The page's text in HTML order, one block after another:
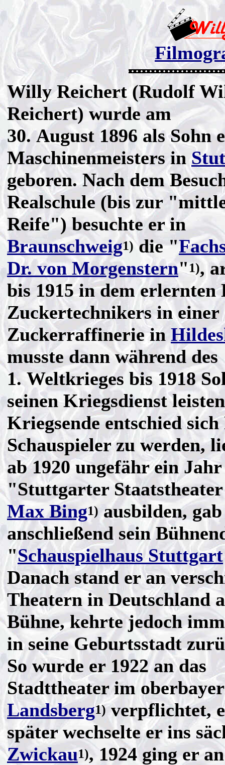
Willy Reichert (Rudolf
Reichert) wurde am
30. August 1896 als Sohn
Maschinenmeisters in
geboren. Nach dem
Realschule (bis zur
Reife") besuchte er in
Braunschweig1)die "
Dr. von Morgenstern"1),
bis 1915 in dem erlernten
Zuckertechnikers in einer
Zuckerraffinerie in
musste dann während des
1. Weltkrieges bis 1918
seinen Kriegsdienst
Kriegsende entschied
Schauspieler zu werden,
ab 1920 ungefähr ein
"Stuttgarter
Max Bing1) ausbilden, gab
anschließend sein
"Schauspielhaus Stuttgart
Danach stand er an
Theatern in Deutschland
Bühne, kehrte jedoch
in seine Geburtsstadt
So wurde er 1922 an das
Stadttheater im
Landsberg1)verpflichtet,
später wechselte er ins
Zwickau1), 1924 ging er